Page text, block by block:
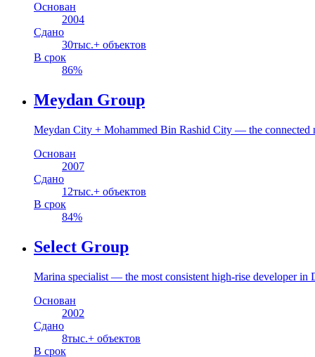
Основан
2004
Сдано
30тыс.+ объектов
В срок
86%
Meydan Group
Meydan City + Mohammed Bin Rashid City — the connected
Основан
2007
Сдано
12тыс.+ объектов
В срок
84%
Select Group
Marina specialist — the most consistent high-rise developer in
Основан
2002
Сдано
8тыс.+ объектов
В срок